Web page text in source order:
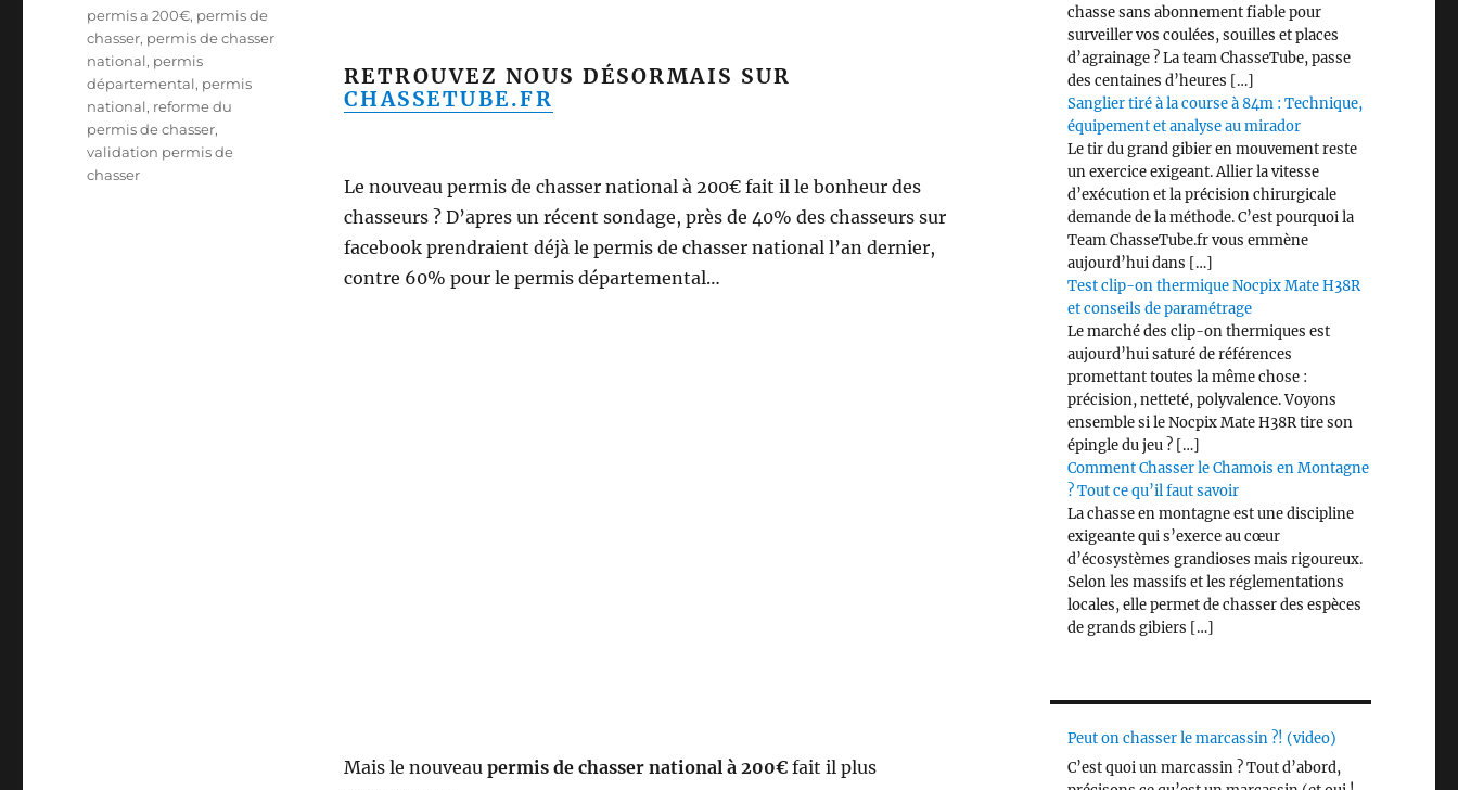
RETROUVEZ NOUS DÉSORMAIS SUR
CHASSETUBE.FR
Le nouveau permis de chasser national à 200€ fait il le bonheur des
chasseurs ? D’apres un récent sondage, près de 40% des chasseurs sur
facebook prendraient déjà le permis de chasser national l’an dernier,
contre 60% pour le permis départemental…
Mais le nouveau permis de chasser national à 200€fait il plus
É
t
i
q
u
e
t
t
permis a 200€, permis de
chasser, permis de chasser
national, permis
départemental, permis
national, reforme du
permis de chasser,
validation permis de
chasser
chasse sans abonnement fiable pour
surveiller vos coulées, souilles et places
d’agrainage ? La team ChasseTube, passe
des centaines d’heures […]
Sanglier tiré à la course à 84m : Technique,
équipement et analyse au mirador
Le tir du grand gibier en mouvement reste
un exercice exigeant. Allier la vitesse
d’exécution et la précision chirurgicale
demande de la méthode. C’est pourquoi la
Team ChasseTube.fr vous emmène
aujourd’hui dans […]
Test clip-on thermique Nocpix Mate H38R
et conseils de paramétrage
Le marché des clip-on thermiques est
aujourd’hui saturé de références
promettant toutes la même chose :
précision, netteté, polyvalence. Voyons
ensemble si le Nocpix Mate H38R tire son
épingle du jeu ? […]
Comment Chasser le Chamois en Montagne
? Tout ce qu’il faut savoir
La chasse en montagne est une discipline
exigeante qui s’exerce au cœur
d’écosystèmes grandioses mais rigoureux.
Selon les massifs et les réglementations
locales, elle permet de chasser des espèces
de grands gibiers […]
Peut on chasser le marcassin ?! (video)
C’est quoi un marcassin ? Tout d’abord,